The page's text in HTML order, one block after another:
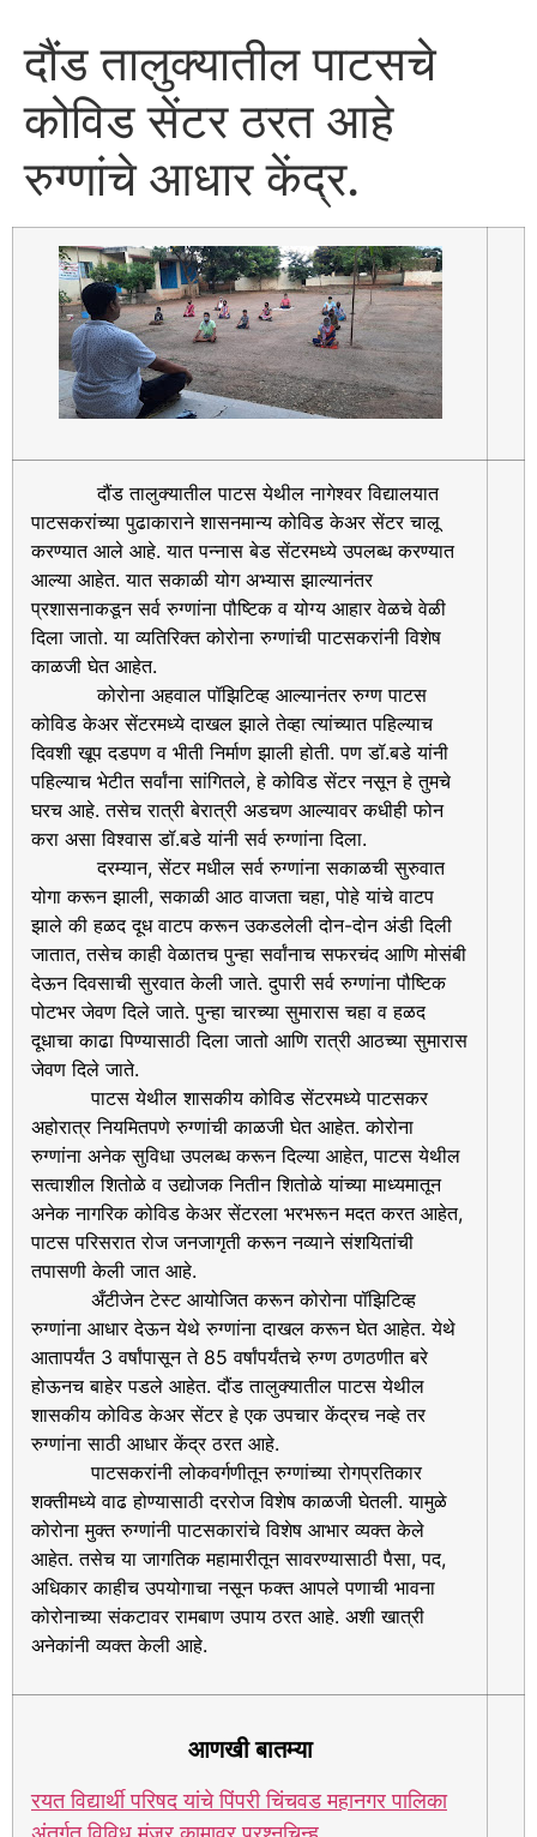
दौंड तालुक्यातील पाटसचे
कोविड सेंटर ठरत आहे
रुग्णांचे आधार केंद्र.
दौंड तालुक्यातील पाटस येथील नागेश्वर विद्यालयात
पाटसकरांच्या पुढाकाराने शासनमान्य कोविड केअर सेंटर चालू
करण्यात आले आहे. यात पन्नास बेड सेंटरमध्ये उपलब्ध करण्यात
आल्या आहेत. यात सकाळी योग अभ्यास झाल्यानंतर
प्रशासनाकडून सर्व रुग्णांना पौष्टिक व योग्य आहार वेळचे वेळी
दिला जातो. या व्यतिरिक्त कोरोना रुग्णांची पाटसकरांनी विशेष
काळजी घेत आहेत.
कोरोना अहवाल पॉझिटिव्ह आल्यानंतर रुग्ण पाटस
कोविड केअर सेंटरमध्ये दाखल झाले तेव्हा त्यांच्यात पहिल्याच
दिवशी खूप दडपण व भीती निर्माण झाली होती. पण डॉ.बडे यांनी
पहिल्याच भेटीत सर्वांना सांगितले, हे कोविड सेंटर नसून हे तुमचे
घरच आहे. तसेच रात्री बेरात्री अडचण आल्यावर कधीही फोन
करा असा विश्वास डॉ.बडे यांनी सर्व रुग्णांना दिला.
दरम्यान, सेंटर मधील सर्व रुग्णांना सकाळची सुरुवात
योगा करून झाली, सकाळी आठ वाजता चहा, पोहे यांचे वाटप
झाले की हळद दूध वाटप करून उकडलेली दोन-दोन अंडी दिली
जातात, तसेच काही वेळातच पुन्हा सर्वांनाच सफरचंद आणि मोसंबी
देऊन दिवसाची सुरवात केली जाते. दुपारी सर्व रुग्णांना पौष्टिक
पोटभर जेवण दिले जाते. पुन्हा चारच्या सुमारास चहा व हळद
दूधाचा काढा पिण्यासाठी दिला जातो आणि रात्री आठच्या सुमारास
जेवण दिले जाते.
पाटस येथील शासकीय कोविड सेंटरमध्ये पाटसकर
अहोरात्र नियमितपणे रुग्णांची काळजी घेत आहेत. कोरोना
रुग्णांना अनेक सुविधा उपलब्ध करून दिल्या आहेत, पाटस येथील
सत्वाशील शितोळे व उद्योजक नितीन शितोळे यांच्या माध्यमातून
अनेक नागरिक कोविड केअर सेंटरला भरभरून मदत करत आहेत,
पाटस परिसरात रोज जनजागृती करून नव्याने संशयितांची
तपासणी केली जात आहे.
अँटीजेन टेस्ट आयोजित करून कोरोना पॉझिटिव्ह
रुग्णांना आधार देऊन येथे रुग्णांना दाखल करून घेत आहेत. येथे
आतापर्यंत 3 वर्षांपासून ते 85 वर्षांपर्यंतचे रुग्ण ठणठणीत बरे
होऊनच बाहेर पडले आहेत. दौंड तालुक्यातील पाटस येथील
शासकीय कोविड केअर सेंटर हे एक उपचार केंद्रच नव्हे तर
रुग्णांना साठी आधार केंद्र ठरत आहे.
पाटसकरांनी लोकवर्गणीतून रुग्णांच्या रोगप्रतिकार
शक्तीमध्ये वाढ होण्यासाठी दररोज विशेष काळजी घेतली. यामुळे
कोरोना मुक्त रुग्णांनी पाटसकारांचे विशेष आभार व्यक्त केले
आहेत. तसेच या जागतिक महामारीतून सावरण्यासाठी पैसा, पद,
अधिकार काहीच उपयोगाचा नसून फक्त आपले पणाची भावना
कोरोनाच्या संकटावर रामबाण उपाय ठरत आहे. अशी खात्री
अनेकांनी व्यक्त केली आहे.
आणखी बातम्या
रयत विद्यार्थी परिषद यांचे पिंपरी चिंचवड महानगर पालिका